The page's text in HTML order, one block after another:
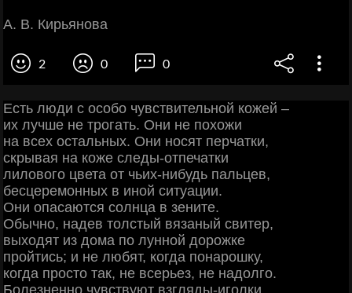
А. В. Кирьянова
2 0 0
Есть люди с особо чувствительной кожей –
их лучше не трогать. Они не похожи
на всех остальных. Они носят перчатки,
скрывая на коже следы-отпечатки
лилового цвета от чьих-нибудь пальцев,
бесцеремонных в иной ситуации.
Они опасаются солнца в зените.
Обычно, надев толстый вязаный свитер,
выходят из дома по лунной дорожке
пройтись; и не любят, когда понарошку,
когда просто так, не всерьез, не надолго.
Болезненно чувствуют взгляды-иголки